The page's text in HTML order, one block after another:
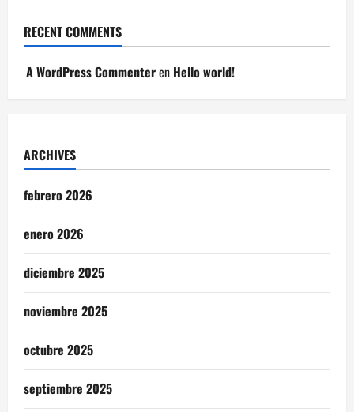
RECENT COMMENTS
A WordPress Commenteren Hello world!
ARCHIVES
febrero 2026
enero 2026
diciembre 2025
noviembre 2025
octubre 2025
septiembre 2025